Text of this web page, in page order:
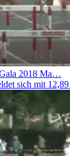
2018 Ma…
sich mit